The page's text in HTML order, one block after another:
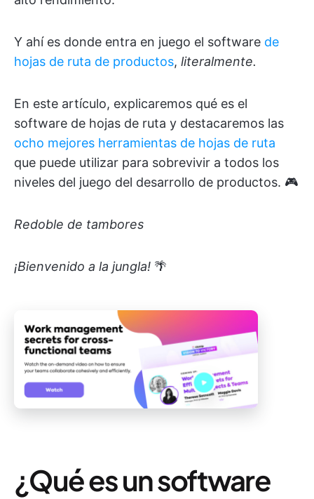
Y ahí es donde entra en juego el software de
hojas de ruta de productos, literalmente.
En este artículo, explicaremos qué es el
software de hojas de ruta y destacaremos las
ocho mejores herramientas de hojas de ruta
que puede utilizar para sobrevivir a todos los
niveles del juego del desarrollo de productos. 🎮
Redoble de tambores
¡Bienvenido a la jungla! 🌴
¿Qué es un software